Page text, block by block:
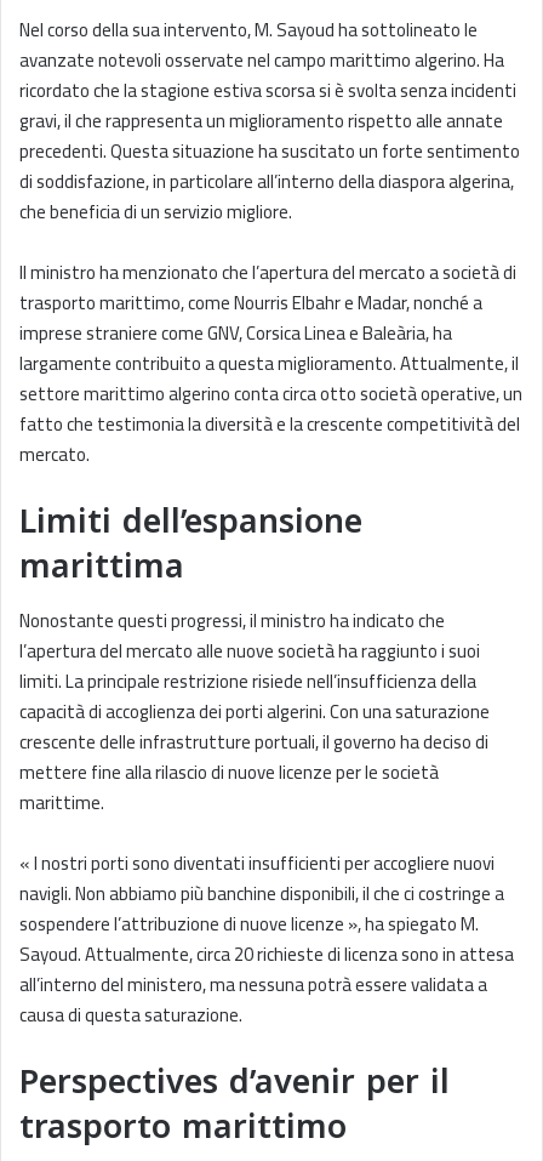
Nel corso della sua intervento, M. Sayoud ha sottolineato le
avanzate notevoli osservate nel campo marittimo algerino. Ha
ricordato che la stagione estiva scorsa si è svolta senza incidenti
gravi, il che rappresenta un miglioramento rispetto alle annate
precedenti. Questa situazione ha suscitato un forte sentimento
di soddisfazione, in particolare all’interno della diaspora algerina,
che beneficia di un servizio migliore.
Il ministro ha menzionato che l’apertura del mercato a società di
trasporto marittimo, come Nourris Elbahr e Madar, nonché a
imprese straniere come GNV, Corsica Linea e Baleària, ha
largamente contribuito a questa miglioramento. Attualmente, il
settore marittimo algerino conta circa otto società operative, un
fatto che testimonia la diversità e la crescente competitività del
mercato.
Limiti dell’espansione
marittima
Nonostante questi progressi, il ministro ha indicato che
l’apertura del mercato alle nuove società ha raggiunto i suoi
limiti. La principale restrizione risiede nell’insufficienza della
capacità di accoglienza dei porti algerini. Con una saturazione
crescente delle infrastrutture portuali, il governo ha deciso di
mettere fine alla rilascio di nuove licenze per le società
marittime.
« I nostri porti sono diventati insufficienti per accogliere nuovi
navigli. Non abbiamo più banchine disponibili, il che ci costringe a
sospendere l’attribuzione di nuove licenze », ha spiegato M.
Sayoud. Attualmente, circa 20 richieste di licenza sono in attesa
all’interno del ministero, ma nessuna potrà essere validata a
causa di questa saturazione.
Perspectives d’avenir per il
trasporto marittimo